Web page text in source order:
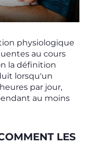
physiologique
au cours
la définition
lorsqu'un
par jour,
au moins
LES